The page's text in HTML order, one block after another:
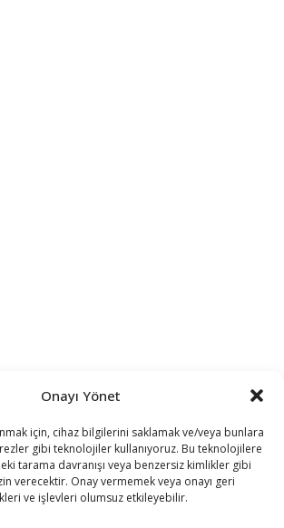
Onayı Yönet
için, cihaz bilgilerini saklamak ve/veya bunlara
gibi teknolojiler kullanıyoruz. Bu teknolojilere
tarama davranışı veya benzersiz kimlikler gibi
verecektir. Onay vermemek veya onayı geri
ve işlevleri olumsuz etkileyebilir.